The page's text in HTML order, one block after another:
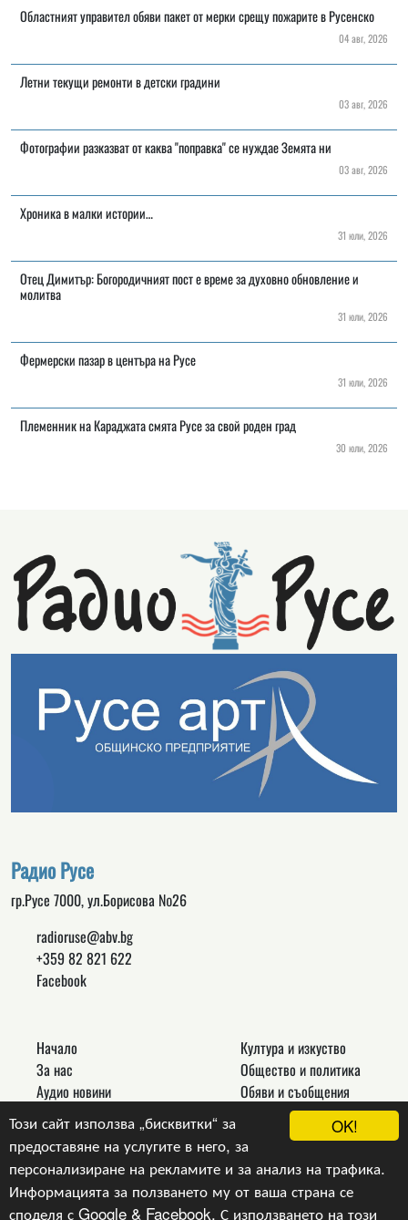
OK!
Този сайт използва „бисквитки“ за
предоставяне на услугите в него, за
персонализиране на рекламите и за анализ на трафика.
Информацията за ползването му от ваша страна се
споделя с Google & Facebook. С използването на този
Областният управител обяви пакет от мерки срещу пожарите в Русенско
04 авг, 2026
Летни текущи ремонти в детски градини
03 авг, 2026
Фотографии разказват от каква "поправка" се нуждае Земята ни
03 авг, 2026
Хроника в малки истории…
31 юли, 2026
Отец Димитър: Богородичният пост е време за духовно обновление и
молитва
31 юли, 2026
Фермерски пазар в центъра на Русе
31 юли, 2026
Племенник на Караджата смята Русе за свой роден град
30 юли, 2026
Радио Русе
гр.Русе 7000, ул.Борисова №26
radioruse@abv.bg
+359 82 821 622
Facebook
Начало
За нас
Аудио новини
Връзки
Контакти
Култура и изкуство
Общество и политика
Обяви и съобщения
Новини
Други